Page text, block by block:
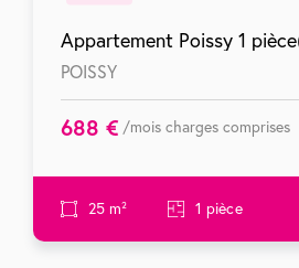
POISSY
688 € /mois charges comprises
25 m² 1 pièce